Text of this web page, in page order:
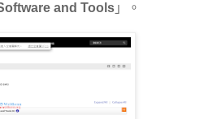
and Tools 」。